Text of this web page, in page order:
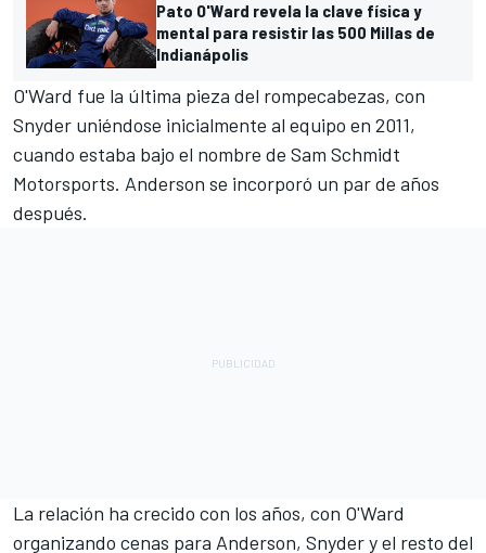
Pato O'Ward revela la clave física y
mental para resistir las 500 Millas de
Indianápolis
O'Ward fue la última pieza del rompecabezas, con
Snyder uniéndose inicialmente al equipo en 2011,
cuando estaba bajo el nombre de Sam Schmidt
Motorsports. Anderson se incorporó un par de años
después.
La relación ha crecido con los años, con O'Ward
organizando cenas para Anderson, Snyder y el resto del